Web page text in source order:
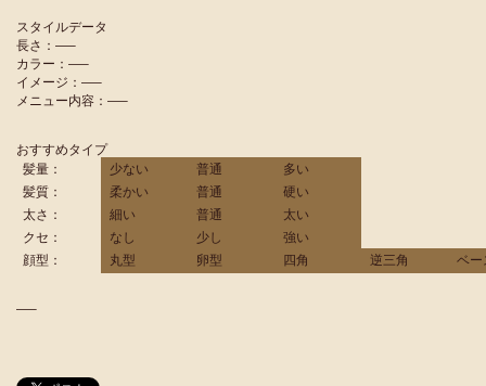
スタイルデータ
長さ：—–
カラー：—–
イメージ：—–
メニュー内容：—–
おすすめタイプ
髪量：
少ない 普通
多い
髪質：
柔かい 普通
硬い
太さ：
細い 普通
太い
クセ：
なし 少し
強い
顔型：
丸型 卵型 四角 逆三角 ベー
—–